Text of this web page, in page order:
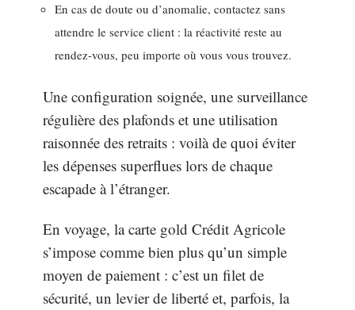
En cas de doute ou d’anomalie, contactez sans
attendre le service client : la réactivité reste au
rendez-vous, peu importe où vous vous trouvez.
Une configuration soignée, une surveillance
régulière des plafonds et une utilisation
raisonnée des retraits : voilà de quoi éviter
les dépenses superflues lors de chaque
escapade à l’étranger.
En voyage, la carte gold Crédit Agricole
s’impose comme bien plus qu’un simple
moyen de paiement : c’est un filet de
sécurité, un levier de liberté et, parfois, la